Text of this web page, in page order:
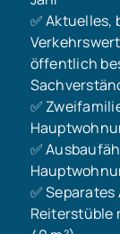
✅
öffentlich
✅
✅
✅
Reiterstüble